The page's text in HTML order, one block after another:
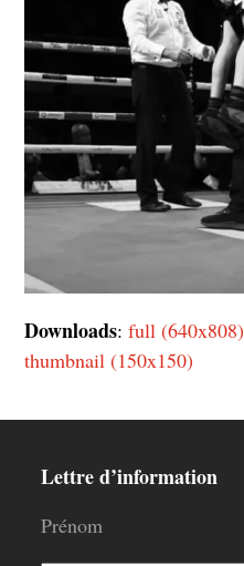
Downloads:full (640x808)
thumbnail (150x150)
Lettre d’information
Prénom